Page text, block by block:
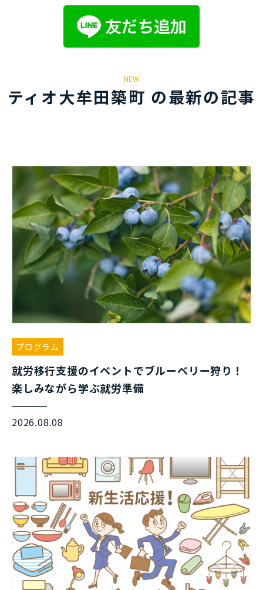
NEW
ティオ大牟田築町 の最新の記事
プログラム
就労移行支援のイベントでブルーベリー狩り！
楽しみながら学ぶ就労準備
2026.08.08